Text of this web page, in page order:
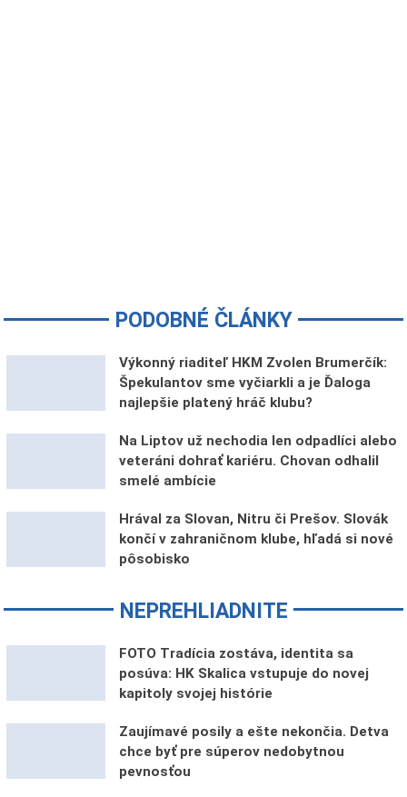
PODOBNÉ ČLÁNKY
Výkonný riaditeľ HKM Zvolen Brumerčík:
Špekulantov sme vyčiarkli a je Ďaloga
najlepšie platený hráč klubu?
Na Liptov už nechodia len odpadlíci alebo
veteráni dohrať kariéru. Chovan odhalil
smelé ambície
Hrával za Slovan, Nitru či Prešov. Slovák
končí v zahraničnom klube, hľadá si nové
pôsobisko
NEPREHLIADNITE
FOTO Tradícia zostáva, identita sa
posúva: HK Skalica vstupuje do novej
kapitoly svojej histórie
Zaujímavé posily a ešte nekončia. Detva
chce byť pre súperov nedobytnou
pevnosťou